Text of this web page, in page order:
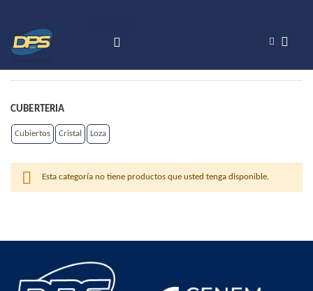
Esta categoría no tiene productos que usted tenga disponible.
CUBERTERIA
Cubiertos Cristal Loza